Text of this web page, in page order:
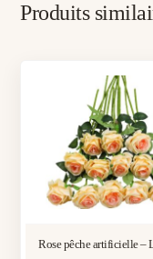
Produits
Rose pêche artificielle –